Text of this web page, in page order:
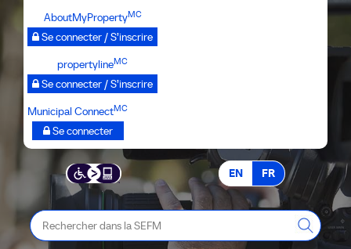
Passer
principal
AboutMyPropertyMC
Se connecter / S’inscrire
propertylineMC
Se connecter / S’inscrire
Municipal ConnectMC
Se connecter
EN FR
Rechercher
dans